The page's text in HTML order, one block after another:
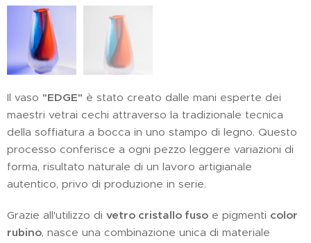
Il vaso "EDGE" è stato creato dalle mani esperte dei
maestri vetrai cechi attraverso la tradizionale tecnica
della soffiatura a bocca in uno stampo di legno. Questo
processo conferisce a ogni pezzo leggere variazioni di
forma, risultato naturale di un lavoro artigianale
autentico, privo di produzione in serie.
Grazie all'utilizzo di vetro cristallo fuso e pigmenti color
rubino, nasce una combinazione unica di materiale